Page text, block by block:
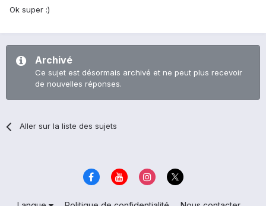
Ok super :)
Archivé
Ce sujet est désormais archivé et ne peut plus recevoir
de nouvelles réponses.
Aller sur la liste des sujets